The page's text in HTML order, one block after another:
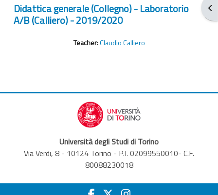
Didattica generale (Collegno) - Laboratorio
A/B (Calliero) - 2019/2020
Teacher:Claudio Calliero
Università degli Studi di Torino
Via Verdi, 8 - 10124 Torino - P.I. 02099550010- C.F.
80088230018